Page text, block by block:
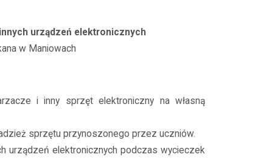
urządzeń elektronicznych
w Maniowach
i inny sprzęt elektroniczny na własną
sprzętu przynoszonego przez uczniów.
urządzeń elektronicznych podczas wycieczek